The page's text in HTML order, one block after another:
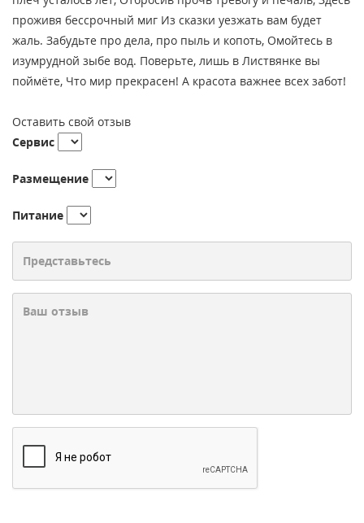
проживя бессрочный миг Из сказки уезжать вам будет
жаль. Забудьте про дела, про пыль и копоть, Омойтесь в
изумрудной зыбе вод. Поверьте, лишь в Листвянке вы
поймёте, Что мир прекрасен! А красота важнее всех забот!
Оставить свой отзыв
Сервис
Размещение
Питание